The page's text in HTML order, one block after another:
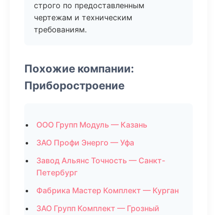
строго по предоставленным
чертежам и техническим
требованиям.
Похожие компании:
Приборостроение
ООО Групп Модуль — Казань
ЗАО Профи Энерго — Уфа
Завод Альянс Точность — Санкт-
Петербург
Фабрика Мастер Комплект — Курган
ЗАО Групп Комплект — Грозный